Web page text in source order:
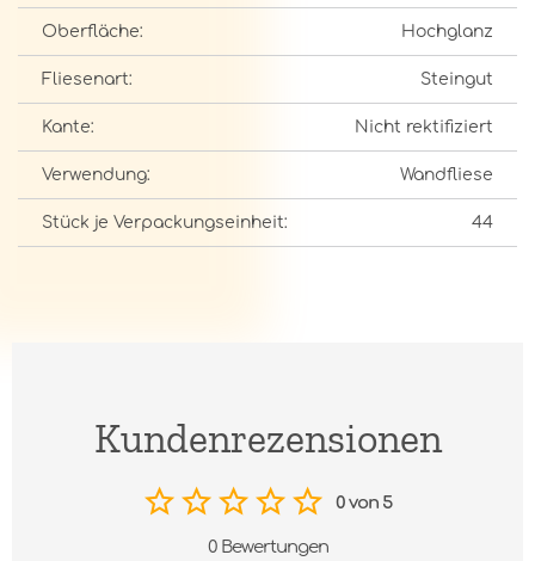
Oberfläche: Hochglanz
Fliesenart: Steingut
Kante: Nicht rektifiziert
Verwendung: Wandfliese
Stück je Verpackungseinheit: 44
Kundenrezensionen
0 von 5
0 Bewertungen